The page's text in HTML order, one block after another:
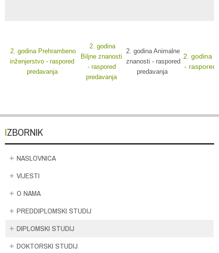
2. godina Prehrambeno
inženjerstvo - raspored
predavanja
2. godina
Biljne znanosti
- raspored
predavanja
2. godina Animalne
znanosti - raspored
predavanja
2. godina
-
IZBORNIK
NASLOVNICA
VIJESTI
O NAMA
PREDDIPLOMSKI STUDIJ
DIPLOMSKI STUDIJ
DOKTORSKI STUDIJ